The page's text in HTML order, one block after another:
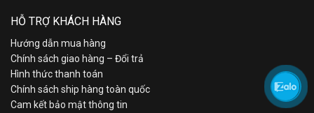
HỖ TRỢ KHÁCH HÀNG
Hướng dẫn mua hàng
Chính sách giao hàng – Đổi trả
Hình thức thanh toán
Chính sách ship hàng toàn quốc
Cam kết bảo mật thông tin